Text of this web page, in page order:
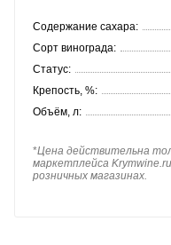
Содержание сахара:
Сорт винограда:
Статус:
Крепость, %:
Объём, л:
*Цена действительна
маркетплейса
розничных магазинах.